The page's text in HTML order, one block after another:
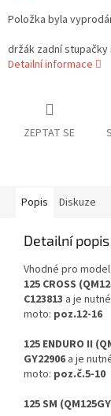
Položka byla
držák zadní stupačky
Detailní informace
ZEPTAT SE
Popis Diskuze
Detailní
Vhodné pro model:
125 CROSS
C123813 a je
moto: poz.12-16
125 ENDURO II
GY22906 a je
moto: poz.č.5-10
125 SM